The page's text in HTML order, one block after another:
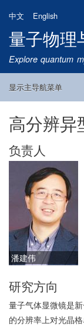
中文 English
量子物理
Explore quantum
Main
显示主导航菜单
首页
研究方向
量子卫星
团队成员
新闻动态
研究进展
学术报告
论文发表
公告通知
招生信息
相关链接
高分辨异
负责人
潘建伟
研究方向
量子气体显微镜是
的分辨率上对光晶